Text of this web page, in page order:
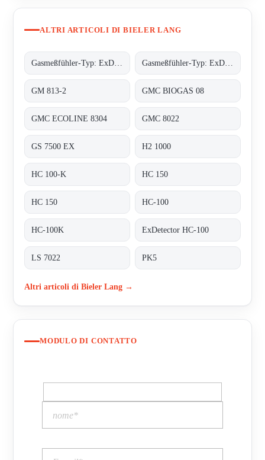
ALTRI ARTICOLI DI BIELER LANG
GM 813-2 GMC BIOGAS 08
GMC ECOLINE 8304 GMC 8022
GS 7500 EX H2 1000
HC 100-K HC 150
HC 150 HC-100
HC-100K ExDetector HC-100
LS 7022 PK5
Altri articoli di Bieler Lang →
MODULO DI CONTATTO